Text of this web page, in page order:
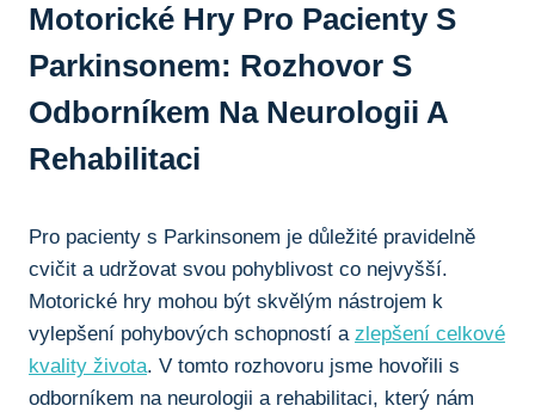
Motorické Hry Pro Pacienty S
Parkinsonem: Rozhovor⁤ S
Odborníkem‌ Na Neurologii A
Rehabilitaci
Pro pacienty s Parkinsonem je důležité pravidelně
cvičit a udržovat svou pohyblivost co nejvyšší.
Motorické hry mohou být skvělým nástrojem k
vylepšení pohybových schopností ⁤a zlepšení celkové
kvality života. V tomto rozhovoru jsme hovořili s
‍odborníkem na neurologii⁢ a rehabilitaci, který nám